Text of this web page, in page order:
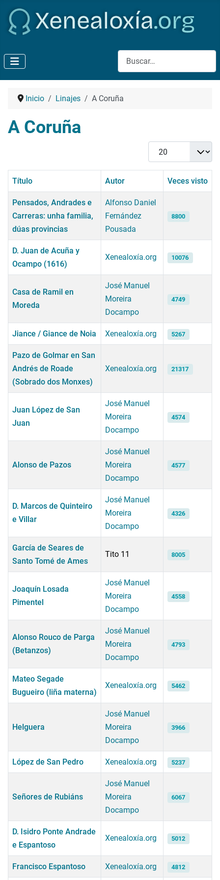
Buscar
Inicio Linajes A Coruña
A Coruña
Cantidad
Título Autor Veces visto
Pensados, Andrades e
Carreras: unha familia,
dúas provincias
Alfonso Daniel
Fernández
Pousada
8800
D. Juan de Acuña y
Ocampo (1616)
Xenealoxía.org 10076
Casa de Ramil en
Moreda
José Manuel
Moreira
Docampo
4749
Jiance / Giance de Noia Xenealoxía.org 5267
Pazo de Golmar en San
Andrés de Roade
(Sobrado dos Monxes)
Xenealoxía.org 21317
Juan López de San
Juan
José Manuel
Moreira
Docampo
4574
Alonso de Pazos
José Manuel
Moreira
Docampo
4577
D. Marcos de Quinteiro
e Villar
José Manuel
Moreira
Docampo
4326
García de Seares de
Santo Tomé de Ames
Tito 11 8005
Joaquín Losada
Pimentel
José Manuel
Moreira
Docampo
4558
Alonso Rouco de Parga
(Betanzos)
José Manuel
Moreira
Docampo
4793
Mateo Segade
Bugueiro (liña materna)
Xenealoxía.org 5462
Helguera
José Manuel
Moreira
Docampo
3966
López de San Pedro Xenealoxía.org 5237
Señores de Rubiáns
José Manuel
Moreira
Docampo
6067
D. Isidro Ponte Andrade
e Espantoso
Xenealoxía.org 5012
Francisco Espantoso Xenealoxía.org 4812